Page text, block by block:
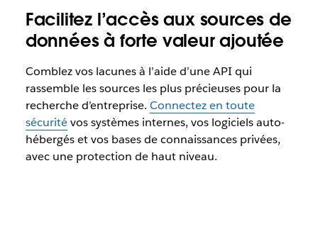
Facilitez l’accès aux sources de
données à forte valeur ajoutée
Comblez vos lacunes à l’aide d’une API qui
rassemble les sources les plus précieuses pour la
recherche d’entreprise. Connectez en toute
sécuritévos systèmes internes, vos logiciels auto-
hébergés et vos bases de connaissances privées,
avec une protection de haut niveau.